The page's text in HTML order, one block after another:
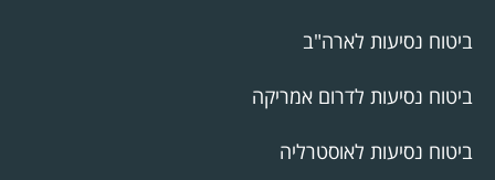
ביטוח נסיעות לארה"ב
ביטוח נסיעות לדרום אמריקה
ביטוח נסיעות לאוסטרליה